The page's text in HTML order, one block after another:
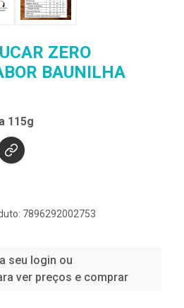
ZERO
BAUNILHA
115g
7896292002753
seu login ou
ver preços e comprar